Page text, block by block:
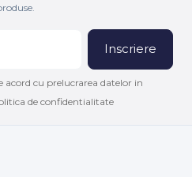
Inscriere
acord cu prelucrarea datelor in
de confidentialitate